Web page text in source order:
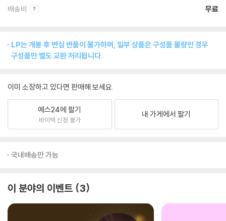
배송비 무료
LP는 개봉 후 변심 반품이 불가하며, 일부 상품은 구성품 불량인 경우
구성품만 별도 교환 처리됩니다.
이미 소장하고 있다면 판매해 보세요.
예스24에 팔기
바이백 신청 불가
내 가게에서 팔기
국내배송만 가능
이 분야의 이벤트 3